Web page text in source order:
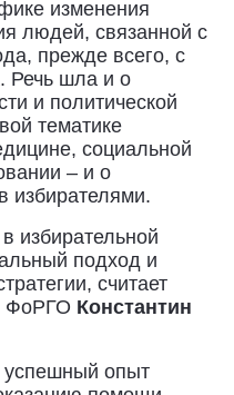
изменения
людей, связанной с
прежде всего, с
Речь шла и о
и политической
тематике
социальной
– и о
избирателями.
избирательной
подход и
считает
ФоРГО Константин
успешный опыт